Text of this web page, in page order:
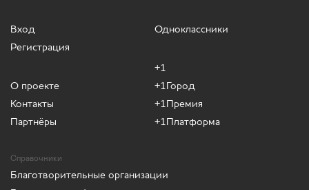
Вход
Регистрация
О проекте
Контакты
Партнёры
Одноклассники
+1
+1Город
+1Премия
+1Платформа
Справочники
Благотворительные организации